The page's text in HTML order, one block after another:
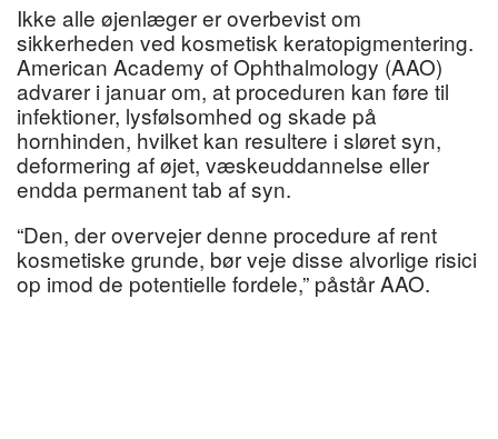
Ikke alle øjenlæger er overbevist om
sikkerheden ved kosmetisk keratopigmentering.
American Academy of Ophthalmology (AAO)
advarer i januar om, at proceduren kan føre til
infektioner, lysfølsomhed og skade på
hornhinden, hvilket kan resultere i sløret syn,
deformering af øjet, væskeuddannelse eller
endda permanent tab af syn.
“Den, der overvejer denne procedure af rent
kosmetiske grunde, bør veje disse alvorlige risici
op imod de potentielle fordele,” påstår AAO.